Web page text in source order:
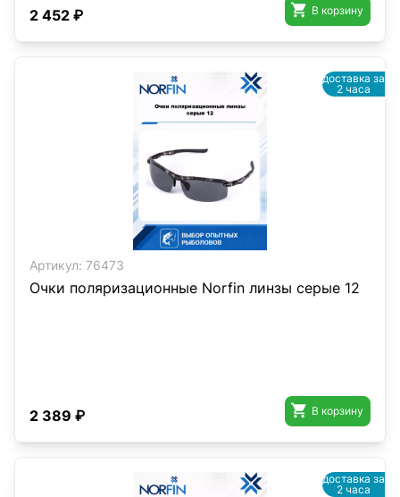
2 452 ₽  В корзину
Артикул: 76473
Очки поляризационные Norfin линзы серые 12
2 389 ₽  В корзину
доставка за
2 часа
доставка за
2 часа